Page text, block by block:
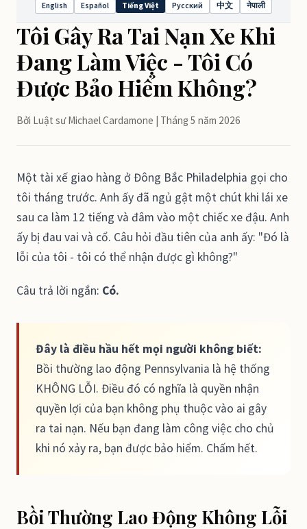
Select
language
English Español Tiếng Việt Русский 中文 नेपाली
Tôi Gây Ra Tai Nạn Xe Khi
Đang Làm Việc - Tôi Có
Được Bảo Hiểm Không?
Bởi Luật sư Michael Cardamone | Tháng 5 năm 2026
Một tài xế giao hàng ở Đông Bắc Philadelphia gọi cho
tôi tháng trước. Anh ấy đã ngủ gật một chút khi lái xe
sau ca làm 12 tiếng và đâm vào một chiếc xe đậu. Anh
ấy bị đau vai và cổ. Câu hỏi đầu tiên của anh ấy: "Đó là
lỗi của tôi - tôi có thể nhận được gì không?"
Câu trả lời ngắn: Có.
Đây là điều hầu hết mọi người không biết:
Bồi thường lao động Pennsylvania là hệ thống
KHÔNG LỖI. Điều đó có nghĩa là quyền nhận
quyền lợi của bạn không phụ thuộc vào ai gây
ra tai nạn. Nếu bạn đang làm công việc cho chủ
khi nó xảy ra, bạn được bảo hiểm. Chấm hết.
Bồi Thường Lao Động Không Lỗi